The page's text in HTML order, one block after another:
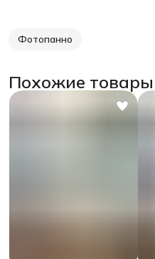
Фотопанно
Похожие товары